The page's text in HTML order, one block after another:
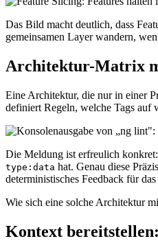
Das Bild macht deutlich, dass
gemeinsamen Layer wandern,
Architektur-Matrix
Eine Architektur, die nur in einer
definiert Regeln, welche Tags auf
Die Meldung ist erfreulich
type:data hat. Genau diese
deterministisches Feedback für
Wie sich eine solche Architektur
Kontext